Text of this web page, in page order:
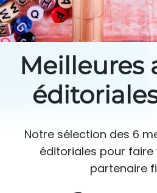
Meilleures
Notre sélection des 6
éditoriales pour
partenaire